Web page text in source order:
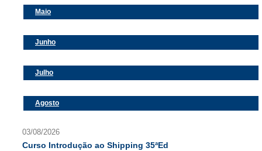
Maio
Junho
Julho
Agosto
03/08/2026
Curso Introdução ao Shipping 35ªEd